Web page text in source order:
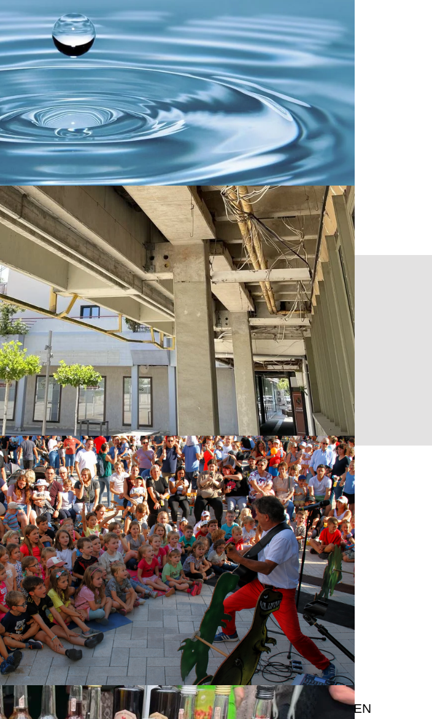
10.000 EURO FÜR
UMWELTPÄDAGOGISCHE BILDUNG
GLASFASER-AUSBAU GEHT VORAN
Zum Archiv
BÜRGERBÜRO
Montag
08:00 - 12:00 Uhr
Dienstag:
08:00 - 12:00 Uhr
14:00 - 16:00 Uhr
Mittwoch:
08:00 - 12:00 Uhr
Donnerstag:
08:00 - 18:00 Uhr durchgehend
Freitag:
08:00 - 12:00 Uhr
BANKVERBINDUNGEN
Kreissparkasse Saarlouis
IBAN:
DE68 5935 0110 0026 2000 55
BIC: KRSADE55XXX
levoBank eG
IBAN:
DE18 5939 3000 0050 9050 04
BIC: GENODE51LEB
Bank1Saar
IBAN:
DE03 5919 0000 0002 9260 08
BIC: SABADE5S
EINZUGSERMÄCHTIGUNGEN